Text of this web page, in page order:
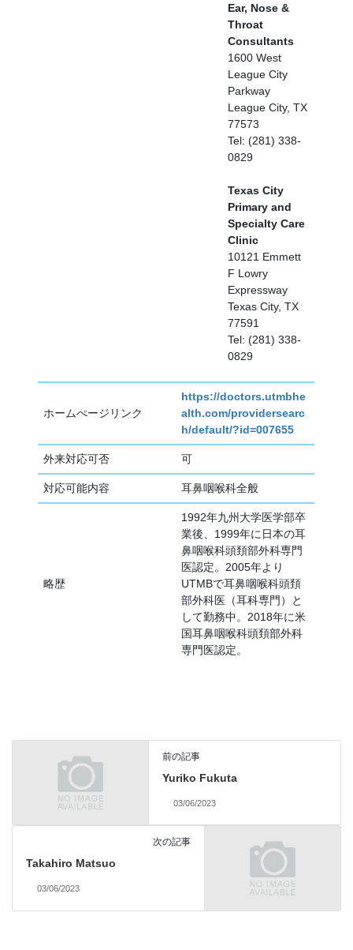
Ear, Nose &
Throat
Consultants
1600 West
League City
Parkway
League City, TX
77573
Tel: (281) 338-
0829
Texas City
Primary and
Specialty Care
Clinic
10121 Emmett
F Lowry
Expressway
Texas City, TX
77591
Tel: (281) 338-
0829
ホームぺージリンク
https://doctors.utmbhe
alth.com/providersearc
h/default/?id=007655
外来対応可否 可
対応可能内容 耳鼻咽喉科全般
略歴
1992年九州大学医学部卒
業後、1999年に日本の耳
鼻咽喉科頭頚部外科専門
医認定。2005年より
UTMBで耳鼻咽喉科頭頚
部外科医（耳科専門）と
して勤務中。2018年に米
国耳鼻咽喉科頭頚部外科
専門医認定。
前の記事
Yuriko Fukuta
03/06/2023
次の記事
Takahiro Matsuo
03/06/2023